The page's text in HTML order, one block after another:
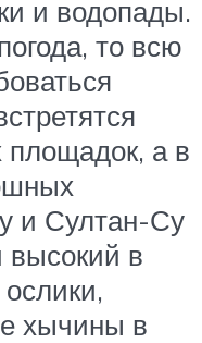
и водопады.
то всю
площадок, а в
и Султан-Су
в
хычины в